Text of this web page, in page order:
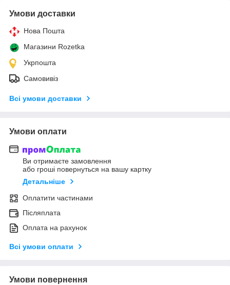
Умови доставки
Нова Пошта
Магазини Rozetka
Укрпошта
Самовивіз
Всі умови доставки
Умови оплати
Ви отримаєте замовлення
або гроші повернуться на вашу картку
Детальніше
Оплатити частинами
Післяплата
Оплата на рахунок
Всі умови оплати
Умови повернення